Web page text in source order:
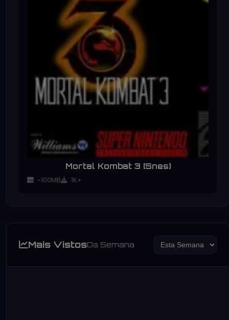
Mortal Kombat 3 [Snes]
~100MB 1K+
Mais VistosDa Semana